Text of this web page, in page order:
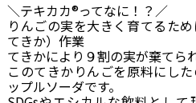
＼テキカカ®ってなに！？／
りんごの実を大きく育てるた
てきか）作業
てきかにより９割の実が棄てら
このてきかりんごを原料にし
ップルソーダです。